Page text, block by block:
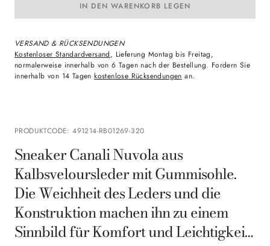
IN DEN WARENKORB LEGEN
VERSAND & RÜCKSENDUNGEN
Kostenloser Standardversand, Lieferung Montag bis Freitag,
normalerweise innerhalb von 6 Tagen nach der Bestellung. Fordern Sie
innerhalb von 14 Tagenkostenlose Rücksendungen an.
PRODUKTCODE:491214-RB01269-320
Sneaker Canali Nuvola aus
Kalbsveloursleder mit Gummisohle.
Die Weichheit des Leders und die
Konstruktion machen ihn zu einem
Sinnbild für Komfort und Leichtigkeit,